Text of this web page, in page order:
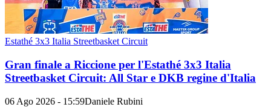
Estathé 3x3 Italia Streetbasket Circuit
Gran finale a Riccione per l'Estathé 3x3 Italia
Streetbasket Circuit: All Star e DKB regine d'Italia
06 Ago 2026 - 15:59Daniele Rubini